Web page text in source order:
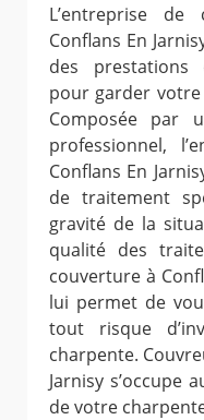
L’entreprise
Conflans En
des prestations
pour garder
Composée par
professionnel,
Conflans En
de traitement
gravité de la
qualité des
couverture à
lui permet de
tout risque
charpente.
Jarnisy s’occupe
de votre